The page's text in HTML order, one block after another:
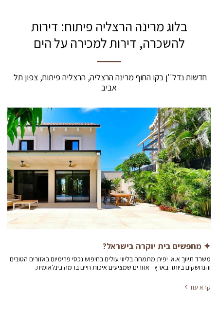
בלוג מרינה הרצליה פיתוח: דירות
להשכרה, דירות למכירה על הים
חדשות נדל''ן בקו החוף מרינה הרצליה, הרצליה פיתוח, צפון תל
אביב
✦ מחפשים בית יוקרה בישראל?
משרד תיווך א.א. יפית מתמחה בליווי עולים בחיפוש נכסי פרימיום באזורים הטובים
והנחשקים ביותר בארץ - אזורים שמציעים איכות חיים ברמה בינלאומית.
קרא עוד